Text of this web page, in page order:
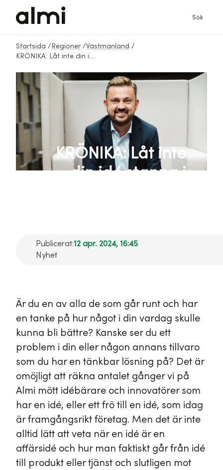
Sök
Startsida / Regioner /Västmanland /
KRÖNIKA: Låt inte din idé stanna i ”byrålådan”!
KRÖNIKA: Låt inte
din idé stanna i
Publicerat:12 apr. 2024, 16:45
Nyhet
Är du en av alla de som går runt och har
en tanke på hur något i din vardag skulle
kunna bli bättre? Kanske ser du ett
problem i din eller någon annans tillvaro
som du har en tänkbar lösning på? Det är
omöjligt att räkna antalet gånger vi på
Almi mött idébärare och innovatörer som
har en idé, eller ett frö till en idé, som idag
är framgångsrikt företag. Men det är inte
alltid lätt att veta när en idé är en
affärsidé och hur man faktiskt går från idé
till produkt eller tjänst och slutligen mot